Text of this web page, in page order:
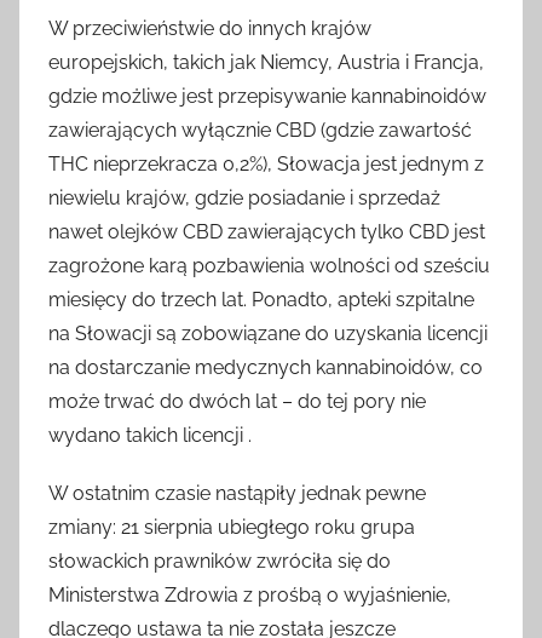
W przeciwieństwie do innych krajów
europejskich, takich jak Niemcy, Austria i Francja,
gdzie możliwe jest przepisywanie kannabinoidów
zawierających wyłącznie CBD (gdzie zawartość
THC nieprzekracza 0,2%), Słowacja jest jednym z
niewielu krajów, gdzie posiadanie i sprzedaż
nawet olejków CBD zawierających tylko CBD jest
zagrożone karą pozbawienia wolności od sześciu
miesięcy do trzech lat. Ponadto, apteki szpitalne
na Słowacji są zobowiązane do uzyskania licencji
na dostarczanie medycznych kannabinoidów, co
może trwać do dwóch lat – do tej pory nie
wydano takich licencji .
W ostatnim czasie nastąpiły jednak pewne
zmiany: 21 sierpnia ubiegłego roku grupa
słowackich prawników zwróciła się do
Ministerstwa Zdrowia z prośbą o wyjaśnienie,
dlaczego ustawa ta nie została jeszcze